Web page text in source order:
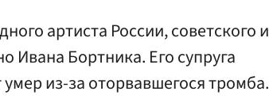
артиста России, советского и
Ивана Бортника. Его супруга
из-за оторвавшегося тромба.